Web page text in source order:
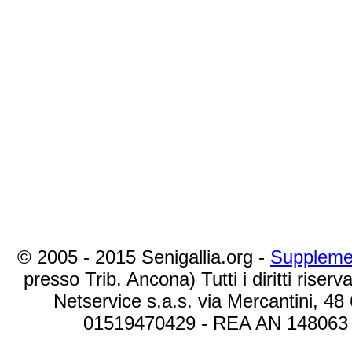
© 2005 - 2015 Senigallia.org -
presso Trib. Ancona) Tutti i diritti
Netservice s.a.s. via Mercantini,
01519470429 - REA AN